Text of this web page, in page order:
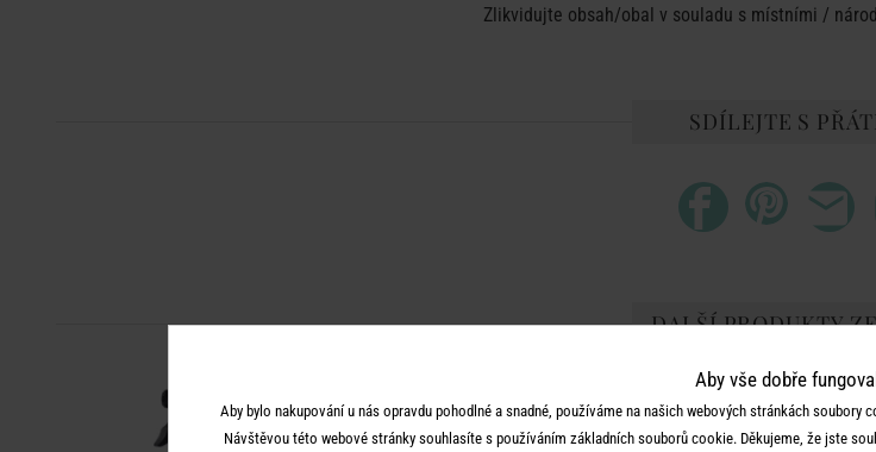
Zlikvidujte obsah/obal v souladu s místními /
SDÍLEJTE S
DALŠÍ PRODUKTY
Aby vše dobře
Aby bylo nakupování u nás opravdu pohodlné a snadné, používáme na našich webových stránkách
Návštěvou této webové stránky souhlasíte s používáním základních souborů cookie. Děkujeme, že jste